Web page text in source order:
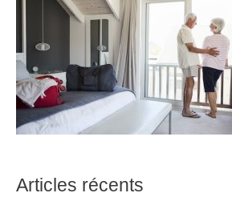
Articles récents